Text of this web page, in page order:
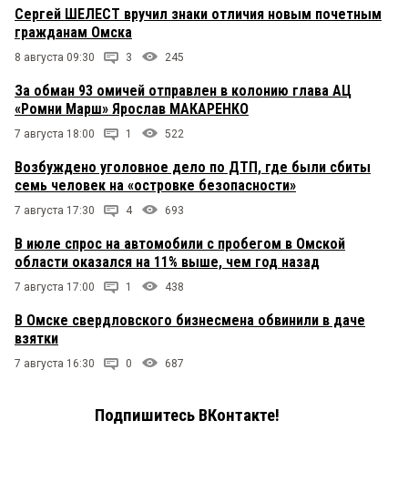
Сергей ШЕЛЕСТ вручил знаки отличия новым почетным
гражданам Омска
8 августа 09:30 3 245
За обман 93 омичей отправлен в колонию глава АЦ
«Ромни Марш» Ярослав МАКАРЕНКО
7 августа 18:00 1 522
Возбуждено уголовное дело по ДТП, где были сбиты
семь человек на «островке безопасности»
7 августа 17:30 4 693
В июле спрос на автомобили с пробегом в Омской
области оказался на 11% выше, чем год назад
7 августа 17:00 1 438
В Омске свердловского бизнесмена обвинили в даче
взятки
7 августа 16:30 0 687
Подпишитесь ВКонтакте!